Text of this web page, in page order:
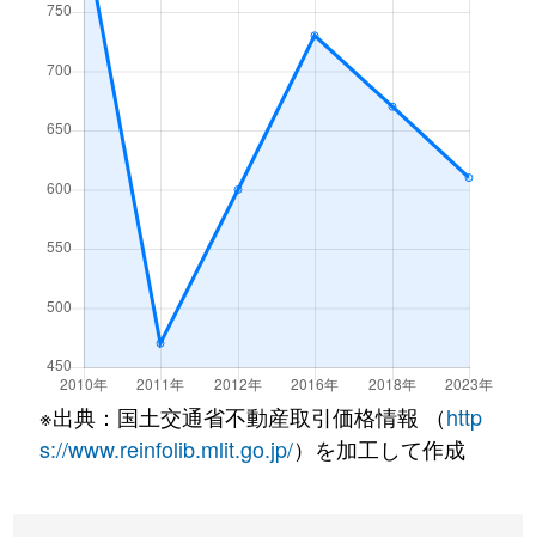
※出典：国土交通省不動産取引価格情報 （http
s://www.reinfolib.mlit.go.jp/）を加工して作成